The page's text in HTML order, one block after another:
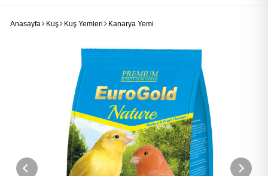
Anasayfa Kuş Kuş Yemleri Kanarya Yemi